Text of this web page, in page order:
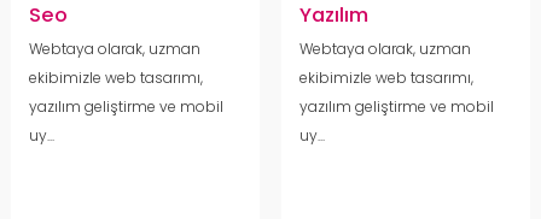
Seo
Webtaya olarak, uzman
ekibimizle web tasarımı,
yazılım geliştirme ve mobil
uy...
Yazılım
Webtaya olarak, uzman
ekibimizle web tasarımı,
yazılım geliştirme ve mobil
uy...